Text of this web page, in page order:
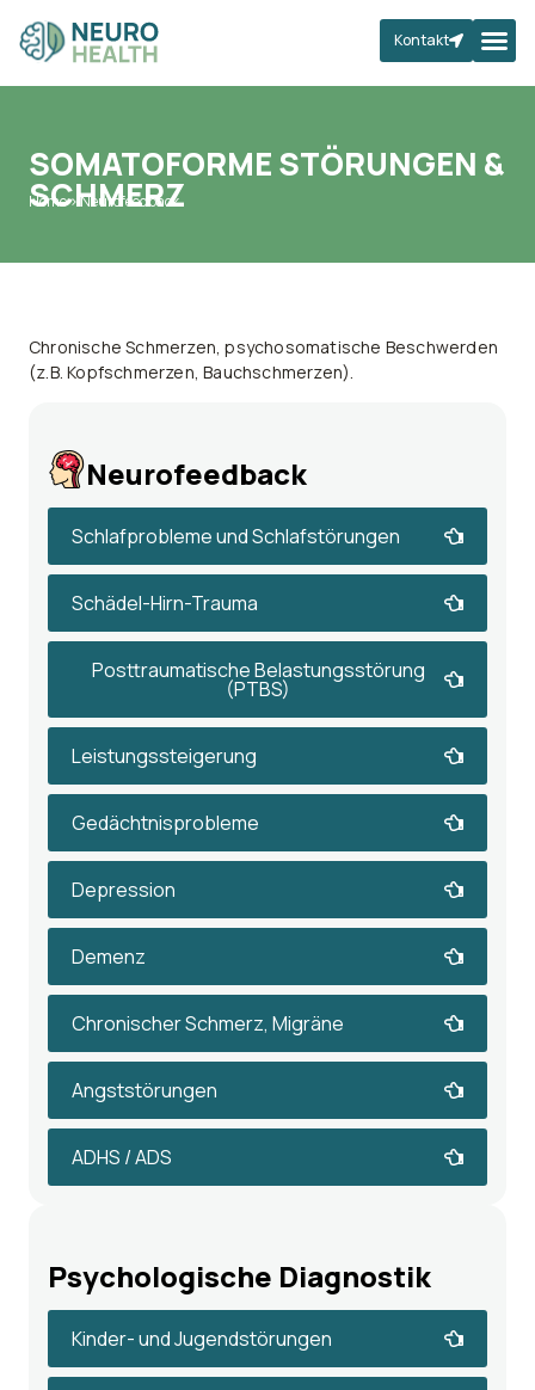
Kontakt
SOMATOFORME STÖRUNGEN &
SCHMERZ
Home>Neurofeedback
Chronische Schmerzen, psychosomatische Beschwerden
(z.B. Kopfschmerzen, Bauchschmerzen).
Neurofeedback
Schlafprobleme und Schlafstörungen
Schädel-Hirn-Trauma
Posttraumatische Belastungsstörung
(PTBS)
Leistungssteigerung
Gedächtnisprobleme
Depression
Demenz
Chronischer Schmerz, Migräne
Angststörungen
ADHS / ADS
Psychologische Diagnostik
Kinder- und Jugendstörungen